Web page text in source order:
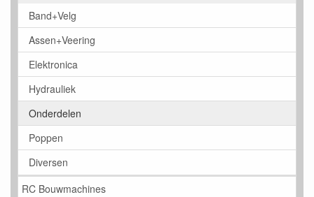
Band+Velg
Assen+Veering
Elektronica
Hydrauliek
Onderdelen
Poppen
Diversen
RC Bouwmachines